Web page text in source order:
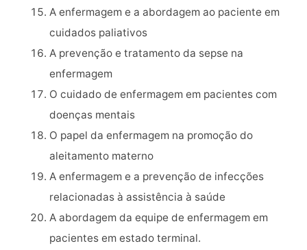
A enfermagem e a abordagem ao paciente em
cuidados paliativos
A prevenção e tratamento da sepse na
enfermagem
O cuidado de enfermagem em pacientes com
doenças mentais
O papel da enfermagem na promoção do
aleitamento materno
A enfermagem e a prevenção de infecções
relacionadas à assistência à saúde
A abordagem da equipe de enfermagem em
pacientes em estado terminal.